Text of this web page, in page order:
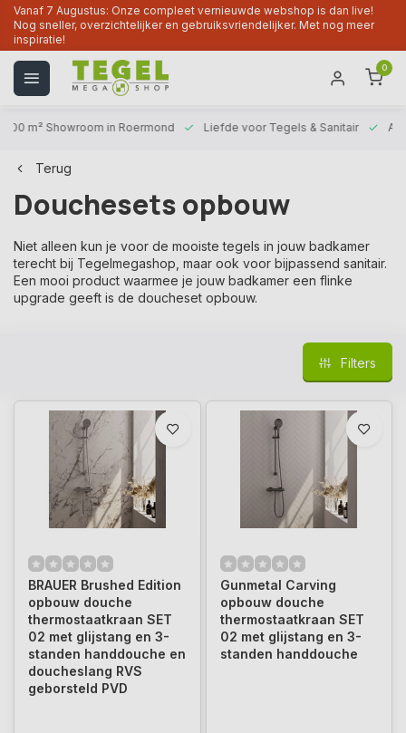
Vanaf 7 Augustus: Onze compleet vernieuwde webshop is dan live!
Nog sneller, overzichtelijker en gebruiksvriendelijker. Met nog meer
inspiratie!
0
m² Showroom in Roermond Liefde voor Tegels & Sanitair
Terug
Douchesets opbouw
Niet alleen kun je voor de mooiste tegels in jouw badkamer
terecht bij Tegelmegashop, maar ook voor bijpassend sanitair.
Een mooi product waarmee je jouw badkamer een flinke
upgrade geeft is de doucheset opbouw.
Filters
BRAUER Brushed Edition
opbouw douche
thermostaatkraan SET
02 met glijstang en 3-
standen handdouche en
doucheslang RVS
geborsteld PVD
Gunmetal Carving
opbouw douche
thermostaatkraan SET
02 met glijstang en 3-
standen handdouche